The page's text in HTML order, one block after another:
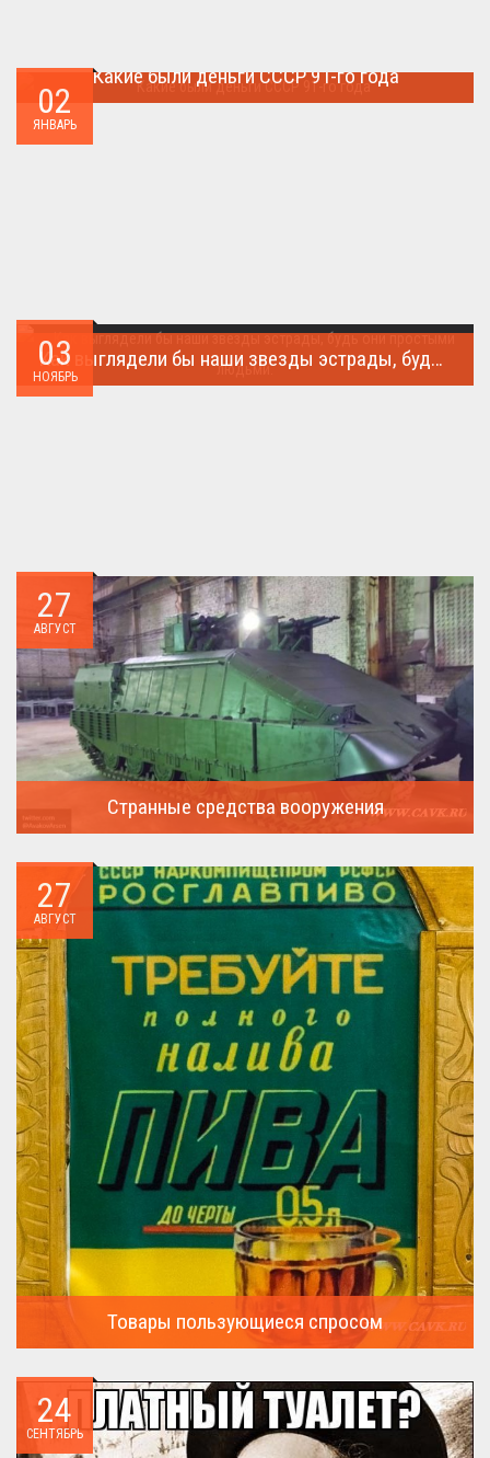
02
ЯНВАРЬ
Какие были деньги СССР 91-го года
03
НОЯБРЬ
Как выглядели бы наши звезды эстрады, будь они простыми людьми.
27
АВГУСТ
Странные средства вооружения
27
АВГУСТ
Товары пользующиеся спросом
24
СЕНТЯБРЬ